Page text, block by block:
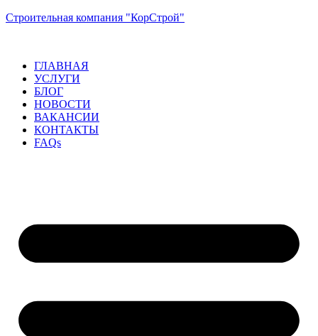
Строительная компания "КорСтрой"
ГЛАВНАЯ
УСЛУГИ
БЛОГ
НОВОСТИ
ВАКАНСИИ
КОНТАКТЫ
FAQs